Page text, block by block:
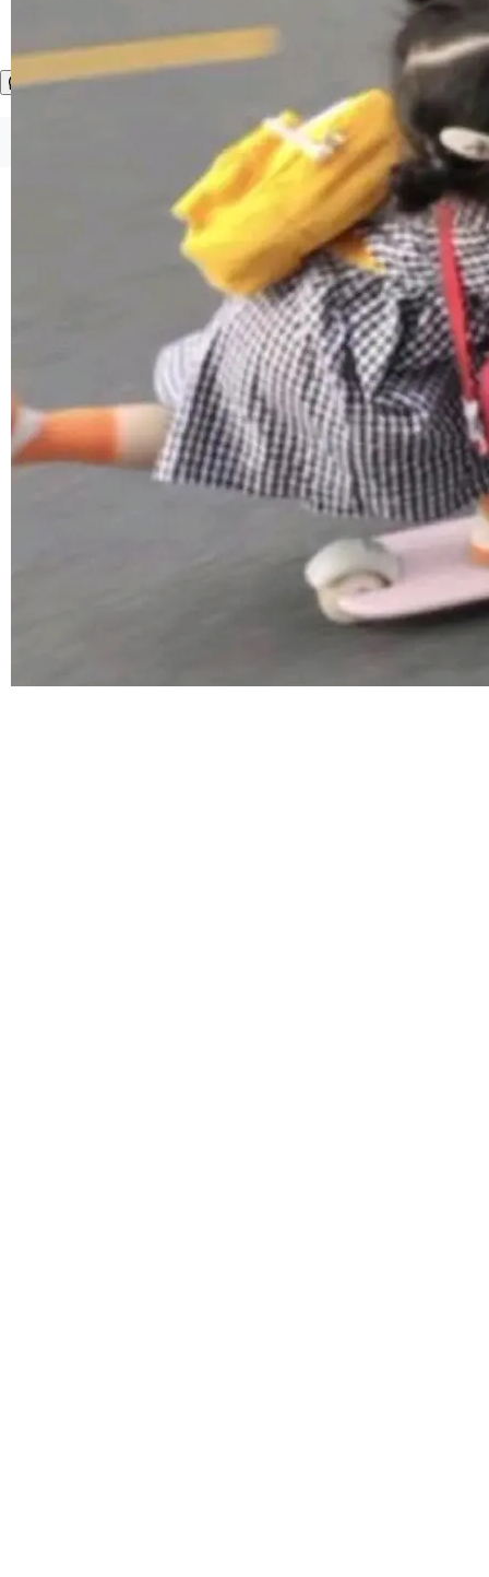
Harness 负责把能力落到真实环境中——调用工
具、读写文件、管理上下文、处理错误、完成闭
环。崔添翼招人的标...
理解、推理、生成与编辑，还仅以 8B-MoT 的轻
量大小，将能力推进到4K、更精细的真实质感、
更复杂的视觉控制和可持续迭代编辑。 相比 U
1，U1.5-Lite-Preview 在以下方向上带来了显著
提升： 原生支持4K图像生成； 更精细的局部纹
理、细节与真实世界质感； 更准确的中英文文字
生成与复杂版式组织； 更稳定的图...
©OSCHINA(OSChina.NET) 京ICP备2025119063号